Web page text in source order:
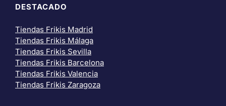
DESTACADO
Tiendas Frikis Madrid
Tiendas Frikis Málaga
Tiendas Frikis Sevilla
Tiendas Frikis Barcelona
Tiendas Frikis Valencia
Tiendas Frikis Zaragoza